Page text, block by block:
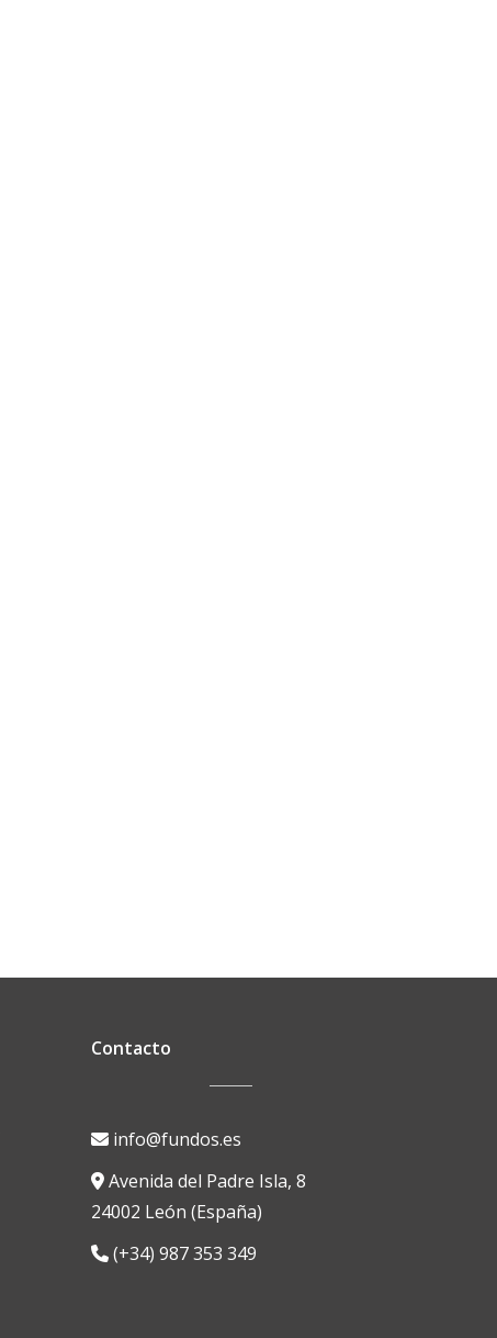
Contacto
info@fundos.es
Avenida del Padre Isla, 8
24002 León (España)
(+34) 987 353 349